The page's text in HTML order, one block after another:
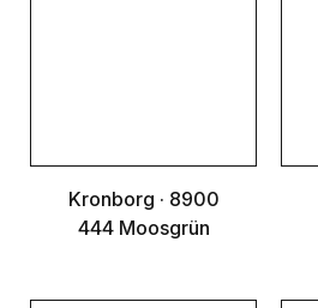
Kronborg · 8900
444 Moosgrün